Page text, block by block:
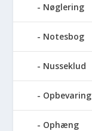
Nøglering
Notesbog
Nusseklud
Opbevaring
Ophæng